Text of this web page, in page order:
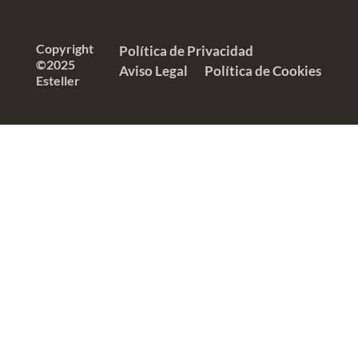
Copyright
©2025
Esteller
Política de Privacidad
Aviso Legal
Política de Cookies